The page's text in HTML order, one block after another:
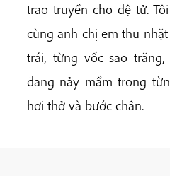
trao truyền cho đệ tử.
cùng anh chị em thu
trái, từng vốc sao
đang nảy mầm trong
hơi thở và bước chân.